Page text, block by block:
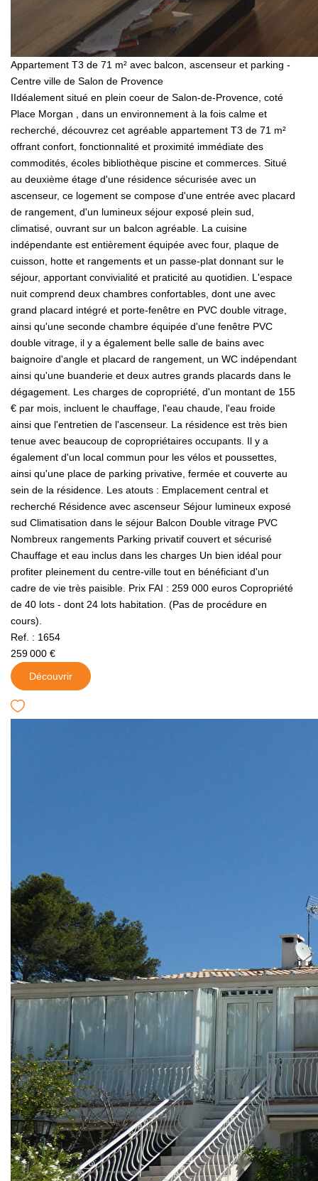
Appartement T3 de 71 m² avec balcon, ascenseur et parking -
Centre ville de Salon de Provence
IIdéalement situé en plein coeur de Salon-de-Provence, coté
Place Morgan , dans un environnement à la fois calme et
recherché, découvrez cet agréable appartement T3 de 71 m²
offrant confort, fonctionnalité et proximité immédiate des
commodités, écoles bibliothèque piscine et commerces. Situé
au deuxième étage d'une résidence sécurisée avec un
ascenseur, ce logement se compose d'une entrée avec placard
de rangement, d'un lumineux séjour exposé plein sud,
climatisé, ouvrant sur un balcon agréable. La cuisine
indépendante est entièrement équipée avec four, plaque de
cuisson, hotte et rangements et un passe-plat donnant sur le
séjour, apportant convivialité et praticité au quotidien. L'espace
nuit comprend deux chambres confortables, dont une avec
grand placard intégré et porte-fenêtre en PVC double vitrage,
ainsi qu'une seconde chambre équipée d'une fenêtre PVC
double vitrage, il y a également belle salle de bains avec
baignoire d'angle et placard de rangement, un WC indépendant
ainsi qu'une buanderie et deux autres grands placards dans le
dégagement. Les charges de copropriété, d'un montant de 155
€ par mois, incluent le chauffage, l'eau chaude, l'eau froide
ainsi que l'entretien de l'ascenseur. La résidence est très bien
tenue avec beaucoup de copropriétaires occupants. Il y a
également d'un local commun pour les vélos et poussettes,
ainsi qu'une place de parking privative, fermée et couverte au
sein de la résidence. Les atouts : Emplacement central et
recherché Résidence avec ascenseur Séjour lumineux exposé
sud Climatisation dans le séjour Balcon Double vitrage PVC
Nombreux rangements Parking privatif couvert et sécurisé
Chauffage et eau inclus dans les charges Un bien idéal pour
profiter pleinement du centre-ville tout en bénéficiant d'un
cadre de vie très paisible. Prix FAI : 259 000 euros Copropriété
de 40 lots - dont 24 lots habitation. (Pas de procédure en
cours).
Ref. : 1654
259 000 €
Découvrir